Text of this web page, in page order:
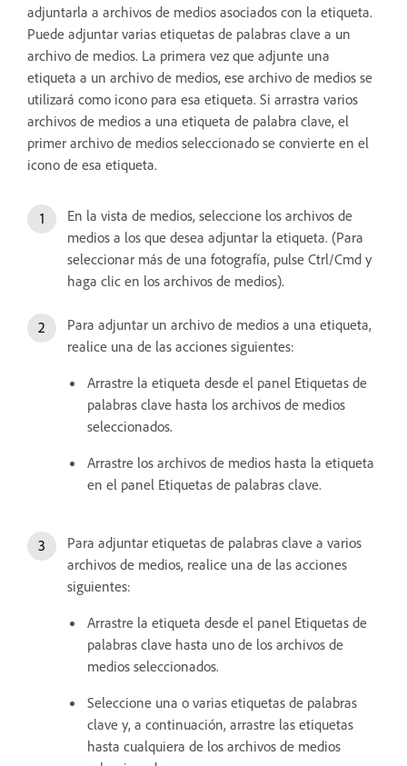
adjuntarla a archivos de medios asociados con la etiqueta.
Puede adjuntar varias etiquetas de palabras clave a un
archivo de medios. La primera vez que adjunte una
etiqueta a un archivo de medios, ese archivo de medios se
utilizará como icono para esa etiqueta. Si arrastra varios
archivos de medios a una etiqueta de palabra clave, el
primer archivo de medios seleccionado se convierte en el
icono de esa etiqueta.
En la vista de medios, seleccione los archivos de
medios a los que desea adjuntar la etiqueta. (Para
seleccionar más de una fotografía, pulse Ctrl/Cmd y
haga clic en los archivos de medios).
Para adjuntar un archivo de medios a una etiqueta,
realice una de las acciones siguientes:
Arrastre la etiqueta desde el panel Etiquetas de
palabras clave hasta los archivos de medios
seleccionados.
Arrastre los archivos de medios hasta la etiqueta
en el panel Etiquetas de palabras clave.
Para adjuntar etiquetas de palabras clave a varios
archivos de medios, realice una de las acciones
siguientes:
Arrastre la etiqueta desde el panel Etiquetas de
palabras clave hasta uno de los archivos de
medios seleccionados.
Seleccione una o varias etiquetas de palabras
clave y, a continuación, arrastre las etiquetas
hasta cualquiera de los archivos de medios